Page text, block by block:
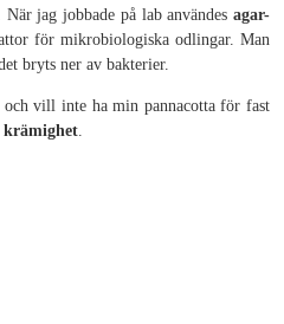
jag jobbade på lab användes agar-
för mikrobiologiska odlingar. Man
bryts ner av bakterier.
vill inte ha min pannacotta för fast
krämighet